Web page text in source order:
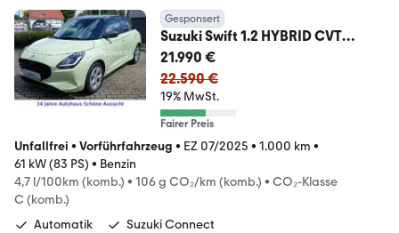
Gesponsert
Suzuki Swift 1.2 HYBRID CVT
Comfort | Sitzheizung | NEU
21.990 €
22.590 €
19% MwSt.
Fairer Preis
Unfallfrei • Vorführfahrzeug • EZ 07/2025 • 1.000 km •
61 kW (83 PS) • Benzin
4,7 l/100km (komb.) • 106 g CO₂/km (komb.) • CO₂-Klasse
C (komb.)
Automatik
Suzuki Connect